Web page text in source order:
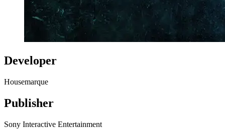
Developer
Housemarque
Publisher
Sony Interactive Entertainment